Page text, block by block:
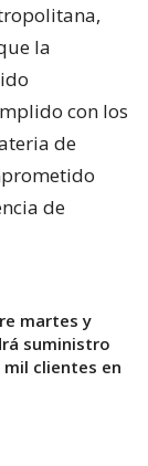
la
con los
de
de
martes y
suministro
clientes en